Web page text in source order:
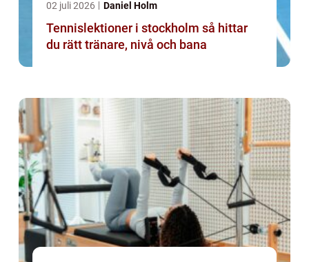
02 juli 2026 Daniel Holm
Tennislektioner i stockholm så hittar
du rätt tränare, nivå och bana